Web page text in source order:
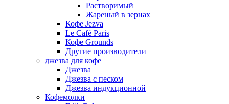
Растворимый
Жареный в зернах
Кофе Jezva
Le Café Paris
Кофе Grounds
Другие производители
джезва для кофе
Джезва
Джезва с песком
Джезва индукционной
Кофемолки